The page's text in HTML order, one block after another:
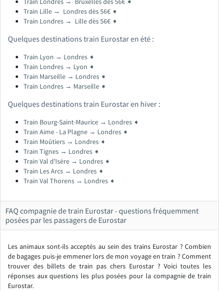
Train Lille → Londres dès 56€ ➧
Train Londres → Lille dès 56€ ➧
Quelques destinations train Eurostar en été :
Train Lyon → Londres ➧
Train Londres → Lyon ➧
Train Marseille → Londres ➧
Train Londres → Marseille ➧
Quelques destinations train Eurostar en hiver :
Train Bourg-Saint-Maurice → Londres ➧
Train Aime - La Plagne → Londres ➧
Train Moûtiers → Londres ➧
Train Tignes → Londres ➧
Train Val d'Isère → Londres ➧
Train Les Arcs → Londres ➧
Train Val Thorens → Londres ➧
FAQ compagnie de train Eurostar - questions fréquemment
posées par les passagers de Eurostar
Les animaux sont-ils acceptés au sein des trains Eurostar ? Combien
de bagages puis-je emmener lors de mon voyage en train ? Comment
trouver des billets de train pas chers Eurostar ? Voici toutes les
réponses aux questions les plus posées pour la compagnie de train
Eurostar.